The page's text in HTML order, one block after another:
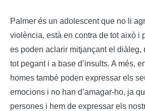
Palmer és un adolescent que no li
violència, està en contra de tot això i
es poden aclarir mitjançant el diàleg,
tot pegant i a base d’insults. A més,
homes també poden expressar els
emocions i no han d’amagar-ho, ja
persones i hem de expressar els